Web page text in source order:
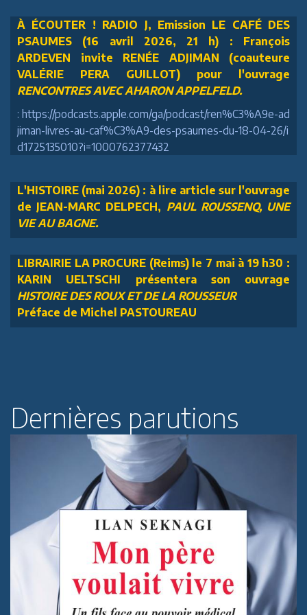
À ÉCOUTER ! RADIO J, Emission LE CAFÉ DES
PSAUMES (16 avril 2026, 21 h) : François
ARDEVEN invite RENÉE ADJIMAN (coauteure
VALÉRIE PERA GUILLOT) pour l'ouvrage
RENCONTRES AVEC AHARON APPELFELD.
: https://podcasts.apple.com/ga/podcast/ren%C3%A9e-ad
jiman-livres-au-caf%C3%A9-des-psaumes-du-18-04-26/i
d1725135010?i=1000762377432
L'HISTOIRE (mai 2026) : à lire article sur l'ouvrage
de JEAN-MARC DELPECH, PAUL ROUSSENQ, UNE
VIE AU BAGNE.
LIBRAIRIE LA PROCURE (Reims) le 7 mai à 19 h30 :
KARIN UELTSCHI présentera son ouvrage
HISTOIRE DES ROUX ET DE LA ROUSSEUR
Préface de Michel PASTOUREAU
Dernières parutions